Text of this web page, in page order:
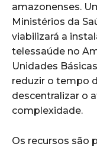
amazonenses.
Ministérios da
viabilizará a
telessaúde no
Unidades
reduzir o tempo
descentralizar o
complexidade.
Os recursos são